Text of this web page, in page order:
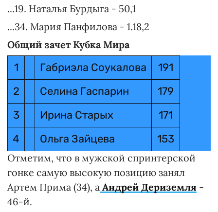
Вилухина флаг
Франциска
Пройсс
флаг
Германия
6
Франциска
Хильдебранд
флаг
Германия
8
Елена
Пидгрушная
флаг
Украина
9
Кристина
Палка
флаг
Польша
10
...19. Наталья Бурдыга - 50,1
...34. Мария Панфилова - 1.18,2
Общий зачет Кубка Мира
1 Габриэла Соукалова
191
2
Селина Гаспарин
179
3
Ирина Старых
171
4
Ольга Зайцева
153
5
Вероника Виткова
151
6
Валя Семеренко
148
Отметим, что в мужской спринтерской
гонке самую высокую позицию занял
Артем Прима (34), а Андрей Дериземля -
46-й.